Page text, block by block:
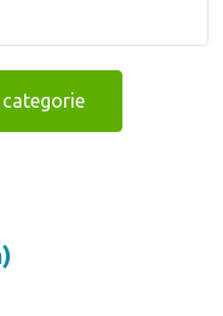
categorie